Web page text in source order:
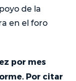
de la
en el foro
por mes
Por citar